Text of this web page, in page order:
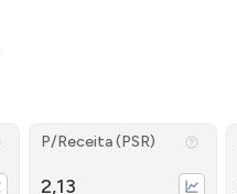
P/Receita (PSR)
2,13